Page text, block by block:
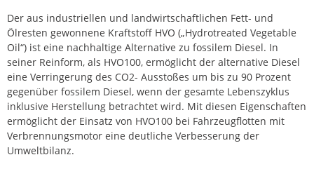
Der aus industriellen und landwirtschaftlichen Fett- und
Ölresten gewonnene Kraftstoff HVO („Hydrotreated Vegetable
Oil“) ist eine nachhaltige Alternative zu fossilem Diesel. In
seiner Reinform, als HVO100, ermöglicht der alternative Diesel
eine Verringerung des CO2- Ausstoßes um bis zu 90 Prozent
gegenüber fossilem Diesel, wenn der gesamte Lebenszyklus
inklusive Herstellung betrachtet wird. Mit diesen Eigenschaften
ermöglicht der Einsatz von HVO100 bei Fahrzeugflotten mit
Verbrennungsmotor eine deutliche Verbesserung der
Umweltbilanz.